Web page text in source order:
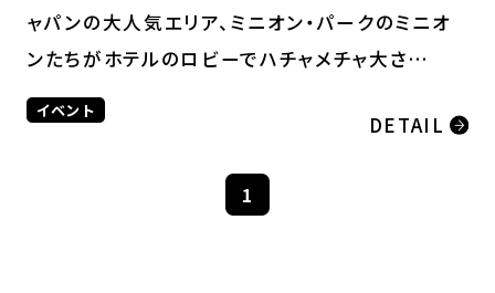
ャパンの大人気エリア、ミニオン・パークのミニオ
ンたちがホテルのロビーでハチャメチャ大さ…
イベント
DETAIL
1